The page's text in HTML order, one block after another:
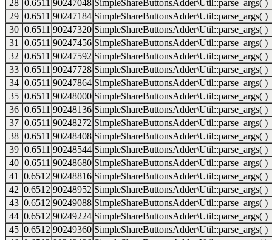
28 0.6511 90247048 SimpleShareButtonsAdder\Util::parse_args( )
29 0.6511 90247184 SimpleShareButtonsAdder\Util::parse_args( )
30 0.6511 90247320 SimpleShareButtonsAdder\Util::parse_args( )
31
0.6511 90247456 SimpleShareButtonsAdder\Util::parse_args( )
32 0.6511 90247592 SimpleShareButtonsAdder\Util::parse_args( )
33 0.6511 90247728 SimpleShareButtonsAdder\Util::parse_args( )
34 0.6511 90247864 SimpleShareButtonsAdder\Util::parse_args( )
35 0.6511 90248000 SimpleShareButtonsAdder\Util::parse_args( )
36 0.6511 90248136 SimpleShareButtonsAdder\Util::parse_args( )
37 0.6511 90248272 SimpleShareButtonsAdder\Util::parse_args( )
38 0.6511 90248408 SimpleShareButtonsAdder\Util::parse_args( )
39 0.6511 90248544 SimpleShareButtonsAdder\Util::parse_args( )
40 0.6511 90248680 SimpleShareButtonsAdder\Util::parse_args( )
41
0.6512 90248816 SimpleShareButtonsAdder\Util::parse_args( )
42 0.6512 90248952 SimpleShareButtonsAdder\Util::parse_args( )
43 0.6512 90249088 SimpleShareButtonsAdder\Util::parse_args( )
44 0.6512 90249224 SimpleShareButtonsAdder\Util::parse_args( )
45 0.6512 90249360 SimpleShareButtonsAdder\Util::parse_args( )